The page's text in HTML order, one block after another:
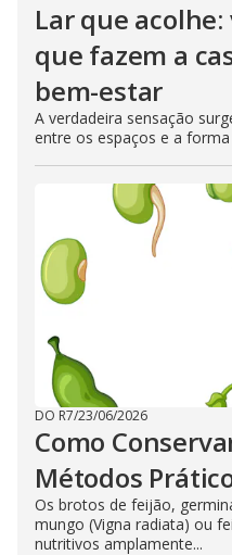
Lar que
que fazem a
bem-estar
A verdadeira sensação
entre os espaços e a
DO R7/23/06/2026
Como
Métodos
Os brotos de feijão,
mungo (Vigna radiata) ou
nutritivos amplamente...